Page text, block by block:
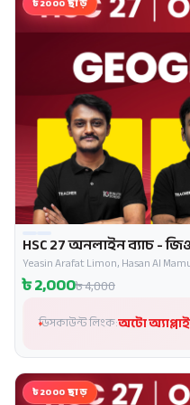
প্রোমো
HSC 27 অনলাইন ব্যাচ -
Yeasin Arafat Limon, Hasan Al
৳2,000৳4,000
ডিসকাউন্ট লিংক:অটো
৳2000 ছাড়